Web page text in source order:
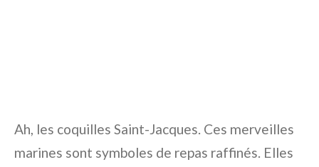
Ah, les coquilles Saint-Jacques. Ces merveilles
marines sont symboles de repas raffinés. Elles